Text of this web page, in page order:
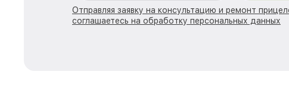
Отправляя заявку на консультацию и ремонт
соглашаетесь на обработку персональных данных